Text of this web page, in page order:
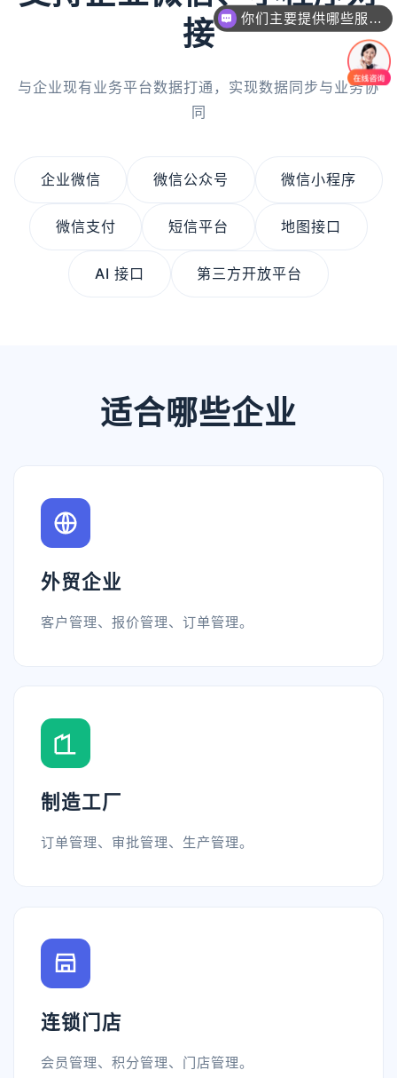
接
与企业现有业务平台数据打通，实现数据同步与业务协
同
企业微信 微信公众号 微信小程序
微信支付 短信平台 地图接口
AI 接口 第三方开放平台
适合哪些企业
外贸企业
客户管理、报价管理、订单管理。
制造工厂
订单管理、审批管理、生产管理。
连锁门店
会员管理、积分管理、门店管理。
一个网站/小程序/系统的价格是怎么计算的？